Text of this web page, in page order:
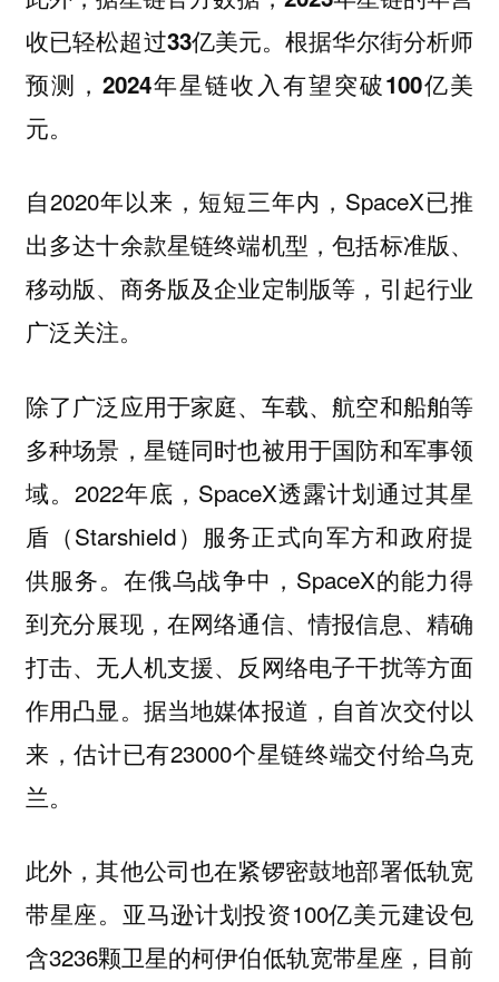
收已轻松超过33亿美元。根据华尔街分析师
预测，2024年星链收入有望突破100亿美
元。
自2020年以来，短短三年内，SpaceX已推
出多达十余款星链终端机型，包括标准版、
移动版、商务版及企业定制版等，引起行业
广泛关注。
除了广泛应用于家庭、车载、航空和船舶等
多种场景，星链同时也被用于国防和军事领
域。2022年底，SpaceX透露计划通过其星
盾（Starshield）服务正式向军方和政府提
供服务。在俄乌战争中，SpaceX的能力得
到充分展现，在网络通信、情报信息、精确
打击、无人机支援、反网络电子干扰等方面
作用凸显。据当地媒体报道，自首次交付以
来，估计已有23000个星链终端交付给乌克
兰。
此外，其他公司也在紧锣密鼓地部署低轨宽
带星座。亚马逊计划投资100亿美元建设包
含3236颗卫星的柯伊伯低轨宽带星座，目前